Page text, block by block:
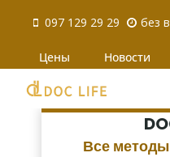
097 129 29 29 без
Цены Новости
Все